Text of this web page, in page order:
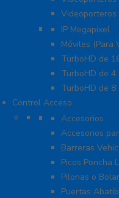
Videoporteros
Kits-IP Megapixel
Móviles (Para
TurboHD de
TurboHD de 4
TurboHD de 8
Control Acceso
Acceso
Accesorios
Accesorios
Barreras
Picos Poncha
Pilonas o
Puertas